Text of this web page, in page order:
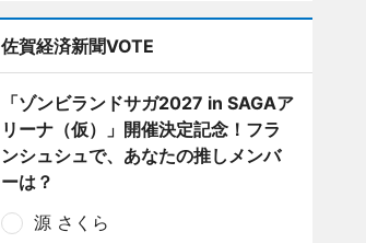
佐賀経済新聞VOTE
「ゾンビランドサガ2027 in SAGAア
リーナ（仮）」開催決定記念！フラ
ンシュシュで、あなたの推しメンバ
ーは？
源 さくら